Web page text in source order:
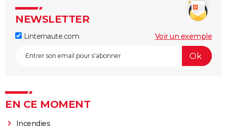
NEWSLETTER
Linternaute.com Voir un exemple
EN CE MOMENT
Incendies